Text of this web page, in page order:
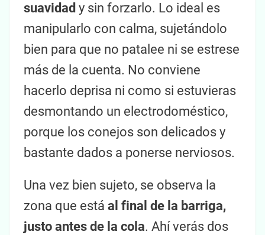
suavidad y sin forzarlo. Lo ideal es
manipularlo con calma, sujetándolo
bien para que no patalee ni se estrese
más de la cuenta. No conviene
hacerlo deprisa ni como si estuvieras
desmontando un electrodoméstico,
porque los conejos son delicados y
bastante dados a ponerse nerviosos.
Una vez bien sujeto, se observa la
zona que está al final de la barriga,
justo antes de la cola. Ahí verás dos